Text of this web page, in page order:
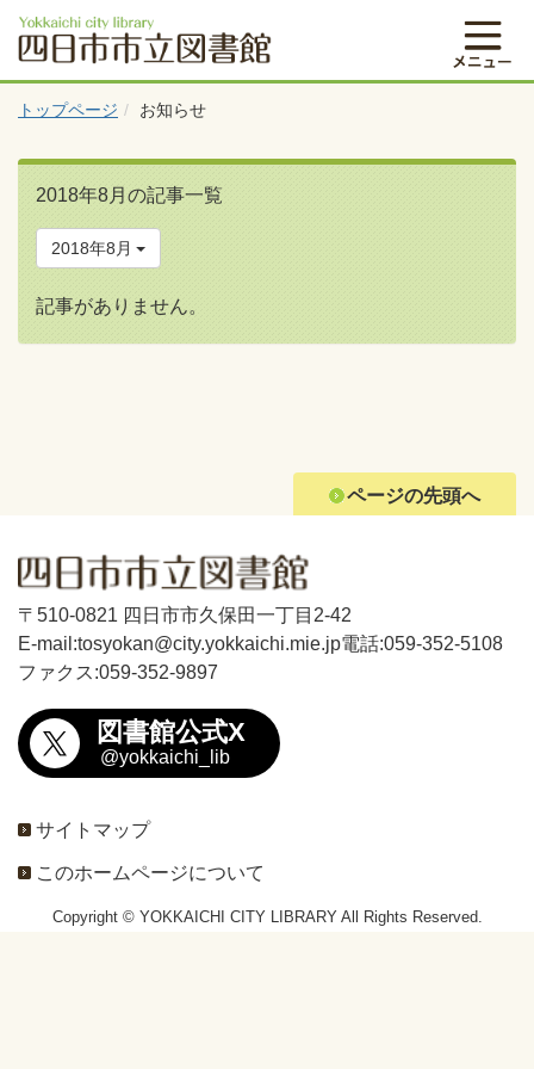
トップページ お知らせ
2018年8月の記事一覧
2018年8月
記事がありません。
ページの先頭へ
〒510-0821 四日市市久保田一丁目2-42
E-mail:tosyokan@city.yokkaichi.mie.jp電話:059-352-5108
ファクス:059-352-9897
図書館公式X
@yokkaichi_lib
サイトマップ
このホームページについて
Copyright © YOKKAICHI CITY LIBRARY All Rights Reserved.